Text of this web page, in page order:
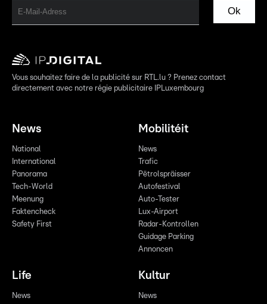
Ok
Vous souhaitez faire de la publicité sur RTL.lu ? Prenez contact
directement avec notre régie publicitaire IPLuxembourg
News
National
International
Panorama
Tech-World
Meenung
Faktencheck
Safety First
Mobilitéit
News
Trafic
Pëtrolspräisser
Autofestival
Auto-Tester
Lux-Airport
Radar-Kontrollen
Guidage Parking
Annoncen
Life
News
Kultur
News